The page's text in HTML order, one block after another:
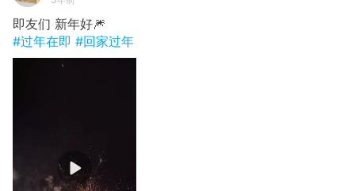
即友们 新年好🎆
#过年在即 #回家过年